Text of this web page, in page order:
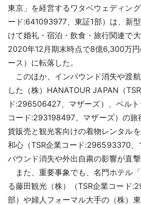
東京」を経営するワタベウェディン
ード:641093977、東証1部）は、新
けて婚礼・宿泊・飲食・旅行関連で大
2020年12月期末時点で8億6,300万
ース）に転落した。
このほか、インバウンド消失や渡
した（株）HANATOUR JAPAN（
ド:296506427、マザーズ）、ベル
コード:293198497、マザーズ）の旅
貨販売と観光客向けの着物レンタルを
和心（TSR企業コード:296593370、
バウンド消失や外出自粛の影響が直撃
また、重要事象でも、名門ホテル
る藤田観光（株）（TSR企業コード
部）や婦人フォーマル大手の（株）